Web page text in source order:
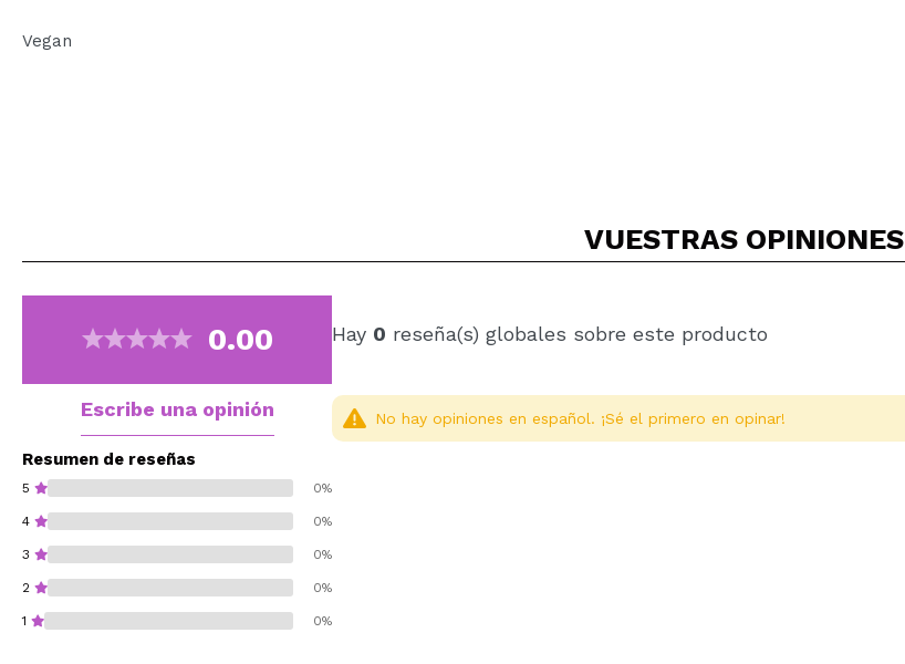
Vegan
VUESTRAS OPINIONES
0.00
Escribe una opinión
Resumen de reseñas
5 0%
4 0%
3 0%
2 0%
1 0%
Hay 0 reseña(s) globales sobre este producto
No hay opiniones en español. ¡Sé el primero en opinar!